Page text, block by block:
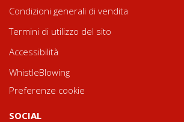
Condizioni generali di vendita
Termini di utilizzo del sito
Accessibilità
WhistleBlowing
Preferenze cookie
SOCIAL